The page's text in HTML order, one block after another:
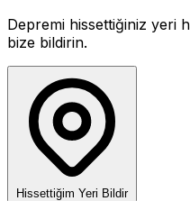
Depremi hissettiğiniz yeri
bize bildirin.
Hissettiğim Yeri Bildir